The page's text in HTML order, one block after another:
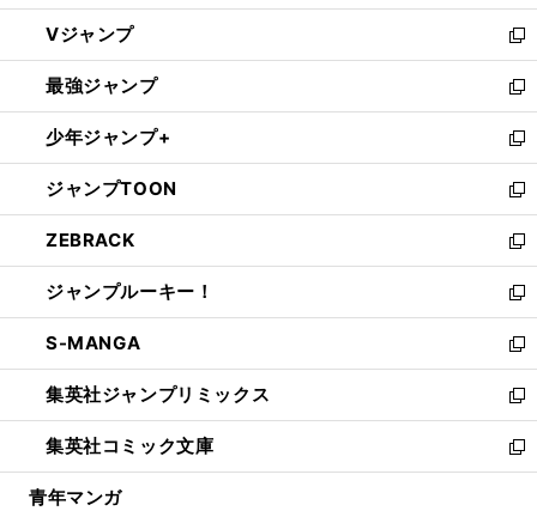
ウ
ィ
ン
ド
ウ
で
開
く
し
い
ウ
ィ
ン
ド
ウ
で
開
く
Vジャンプ
新
し
い
ウ
ィ
ン
ド
ウ
で
開
く
最強ジャンプ
新
し
い
ウ
ィ
ン
ド
ウ
で
開
く
少年ジャンプ+
新
し
い
ウ
ィ
ン
ド
ウ
で
開
く
ジャンプTOON
新
し
い
ウ
ィ
ン
ド
ウ
で
開
く
ZEBRACK
新
し
い
ウ
ィ
ン
ド
ウ
で
開
ジャンプルーキー！
新
し
い
ウ
ィ
ン
ド
ウ
S-MANGA
新
し
い
ウ
ィ
ン
集英社ジャンプリミックス
新
し
い
ウ
集英社コミック文庫
新
し
青年マンガ